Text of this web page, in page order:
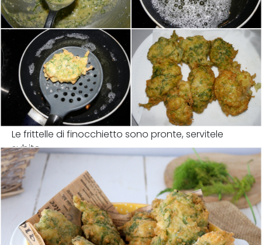
Le frittelle di finocchietto sono pronte, servitele
subito.